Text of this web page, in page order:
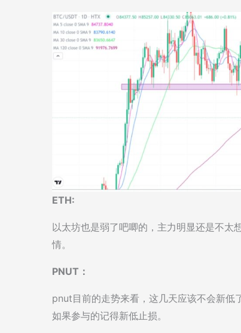
ETH:
以太坊也是弱了吧唧的，主力明显还是不
情。
PNUT：
pnut目前的走势来看，这几天应该不会新低
如果参与的记得新低止损。